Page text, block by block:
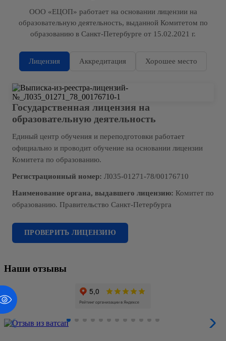
ООО «ЕЦОП» работает на основании лицензии на
образовательную деятельность, выданной Комитетом по
образованию в Санкт-Петербурге от 15.02.2021 г.
Лицензия Аккредитация Хорошее место
Государственная лицензия на
образовательную деятельность
Единый центр обучения и переподготовки работает
официально и проводит обучение на основании лицензии
Комитета по образованию.
Регистрационный номер: Л035-01271-78/00176710
Наименование органа, выдавшего лицензию: Комитет по
образованию. Правительство Санкт-Петербурга
ПРОВЕРИТЬ ЛИЦЕНЗИЮ
Наши отзывы